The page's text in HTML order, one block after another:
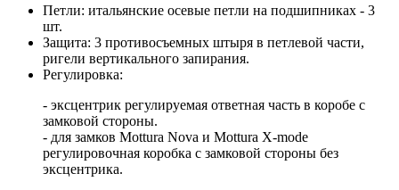
Петли: итальянские осевые петли на подшипниках - 3
шт.
Защита: 3 противосъемных штыря в петлевой части,
ригели вертикального запирания.
Регулировка:
- эксцентрик регулируемая ответная часть в коробе с
замковой стороны.
- для замков Mottura Nova и Mottura X-mode
регулировочная коробка с замковой стороны без
эксцентрика.